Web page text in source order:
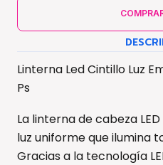
Linterna Led Cintillo Luz
Ps
La linterna de cabeza
luz uniforme que ilumina
Gracias a la tecnología